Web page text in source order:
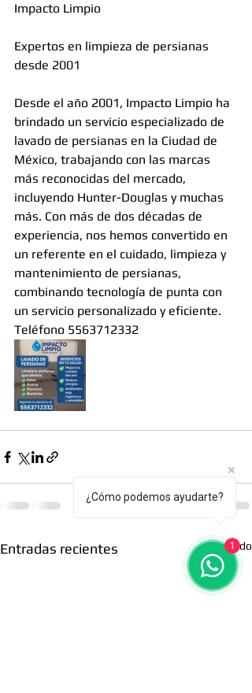
Impacto Limpio
Expertos en limpieza de persianas
desde 2001
Desde el año 2001, Impacto Limpio ha
brindado un servicio especializado de
lavado de persianas en la Ciudad de
México, trabajando con las marcas
más reconocidas del mercado,
incluyendo Hunter-Douglas y muchas
más. Con más de dos décadas de
experiencia, nos hemos convertido en
un referente en el cuidado, limpieza y
mantenimiento de persianas,
combinando tecnología de punta con
un servicio personalizado y eficiente.
Teléfono 5563712332
Entradas recientes Ver todo
¿Cómo podemos ayudarte?
1